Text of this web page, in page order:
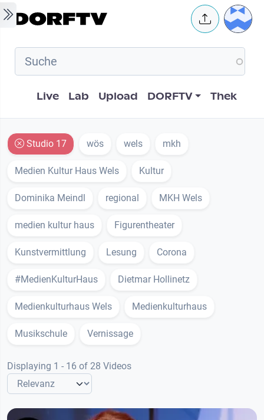
Skip to main content User
Hauptnavigation
Live Lab Upload DORFTV Thek
Studio 17 wös wels mkh
Medien Kultur Haus Wels Kultur
Dominika Meindl regional MKH Wels
medien kultur haus Figurentheater
Kunstvermittlung Lesung Corona
#MedienKulturHaus Dietmar Hollinetz
Medienkulturhaus Wels Medienkulturhaus
Musikschule Vernissage
Displaying 1 - 16 of 28 Videos